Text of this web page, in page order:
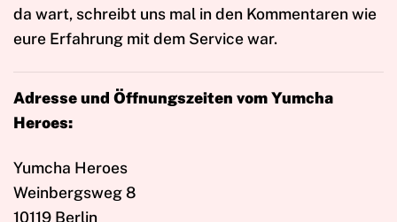
da wart, schreibt uns mal in den Kommentaren wie
eure Erfahrung mit dem Service war.
Adresse und Öffnungszeiten vom Yumcha
Heroes:
Yumcha Heroes
Weinbergsweg 8
10119 Berlin